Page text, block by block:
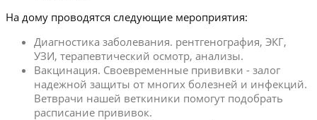
На дому проводятся следующие мероприятия:
Диагностика заболевания. рентгенография, ЭКГ,
УЗИ, терапевтический осмотр, анализы.
Вакцинация. Своевременные прививки - залог
надежной защиты от многих болезней и инфекций.
Ветврачи нашей веткиники помогут подобрать
расписание прививок.